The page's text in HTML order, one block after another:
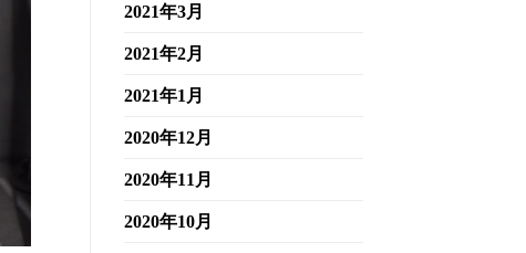
2021年3月
2021年2月
2021年1月
2020年12月
2020年11月
2020年10月